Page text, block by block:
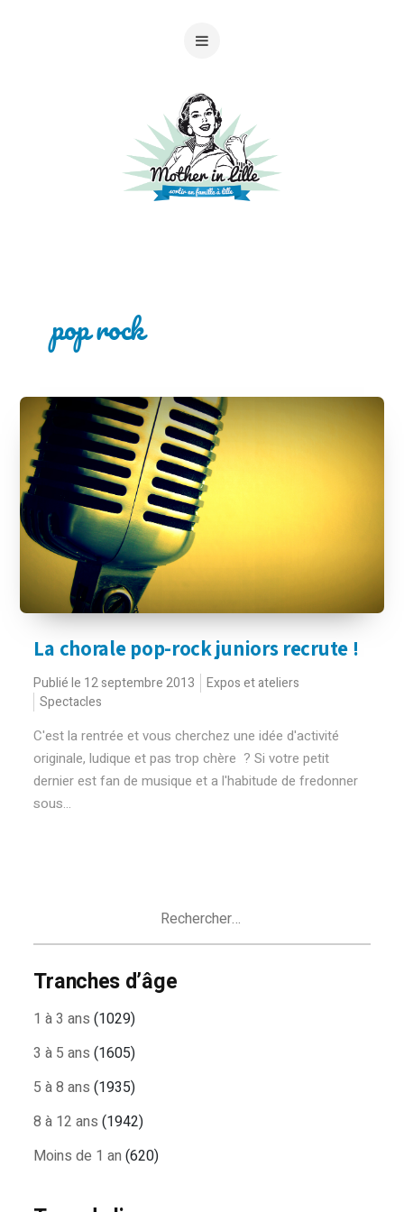
pop rock
La chorale pop-rock juniors recrute !
Publié le 12 septembre 2013
Expos et ateliers
Spectacles
C'est la rentrée et vous cherchez une idée d'activité
originale, ludique et pas trop chère ? Si votre petit
dernier est fan de musique et a l'habitude de fredonner
sous...
Tranches d’âge
1 à 3 ans (1029)
3 à 5 ans (1605)
5 à 8 ans (1935)
8 à 12 ans (1942)
Moins de 1 an (620)